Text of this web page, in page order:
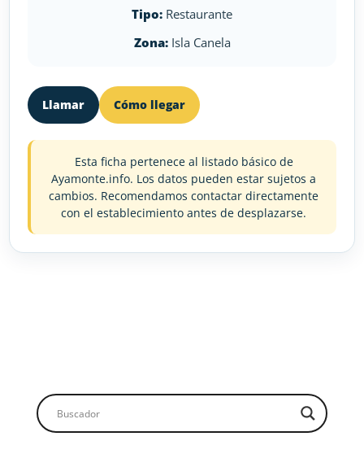
Tipo: Restaurante
Zona:Isla Canela
Llamar Cómo llegar
Esta ficha pertenece al listado básico de
Ayamonte.info. Los datos pueden estar sujetos a
cambios. Recomendamos contactar directamente
con el establecimiento antes de desplazarse.